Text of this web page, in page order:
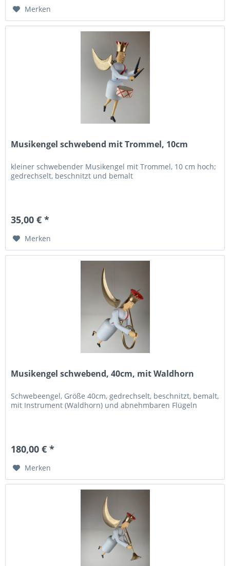
Merken
Musikengel schwebend mit Trommel, 10cm
kleiner schwebender Musikengel mit Trommel, 10 cm hoch;
gedrechselt, beschnitzt und bemalt
35,00 € *
Merken
Musikengel schwebend, 40cm, mit Waldhorn
Schwebeengel, Größe 40cm, gedrechselt, beschnitzt, bemalt,
mit Instrument (Waldhorn) und abnehmbaren Flügeln
180,00 € *
Merken